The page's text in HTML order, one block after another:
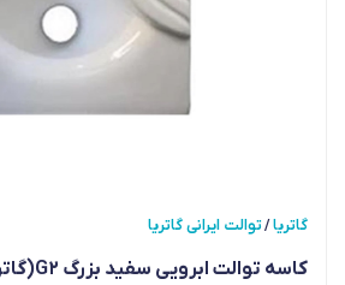
گاتریا/توالت ایرانی گاتریا
کاسه توالت ابرویی سفید بزرگ G2(گاتریا)